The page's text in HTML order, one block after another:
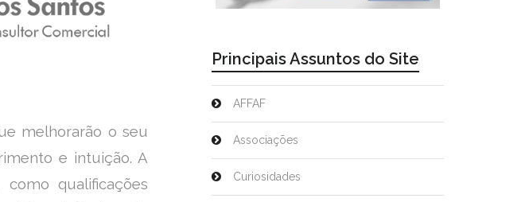
melhorarão o seu
e intuição. A
qualificações
Principais Assuntos do Site
AFFAF
Associações
Curiosidades